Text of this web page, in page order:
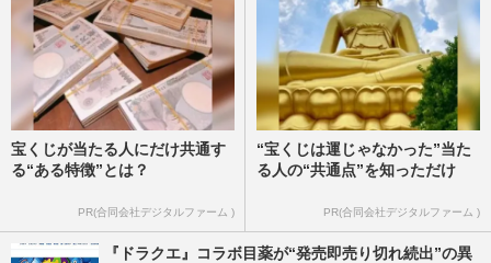
宝くじが当たる人にだけ共通す
る“ある特徴”とは？
PR(合同会社デジタルファーム )
“宝くじは運じゃなかった”当た
る人の“共通点”を知っただけ
PR(合同会社デジタルファーム )
『ドラクエ』コラボ目薬が“発売即売り切れ続出”の異